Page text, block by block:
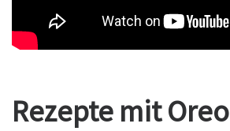
Rezepte mit Oreo